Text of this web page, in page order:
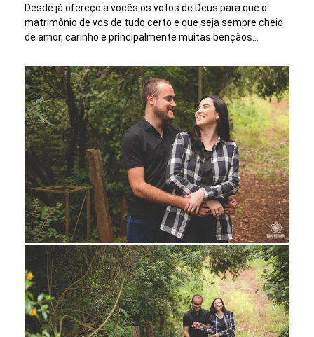
Desde já ofereço a vocês os votos de Deus para que o
matrimônio de vcs de tudo certo e que seja sempre cheio
de amor, carinho e principalmente muitas bençãos...